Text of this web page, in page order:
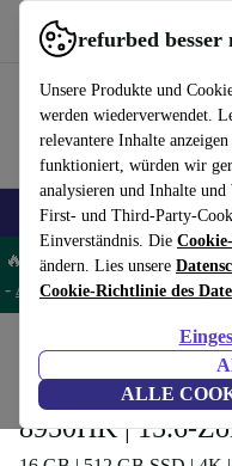
refurbed besser
Unsere Produkte und
werden wiederverwendet.
relevantere Inhalte
funktioniert, würden wir
analysieren und Inhalte
First- und Third-Party-
Einverständnis. Die
ändern. Lies unsere
Cookie-Richtlinie des
ALLE
refurbed schnell und einfach
🎒 Back to school Handys
🔥 Spare 5% EXTRA auf
- AGB
Laptops
Dell Precision
8950HK | 15.6-